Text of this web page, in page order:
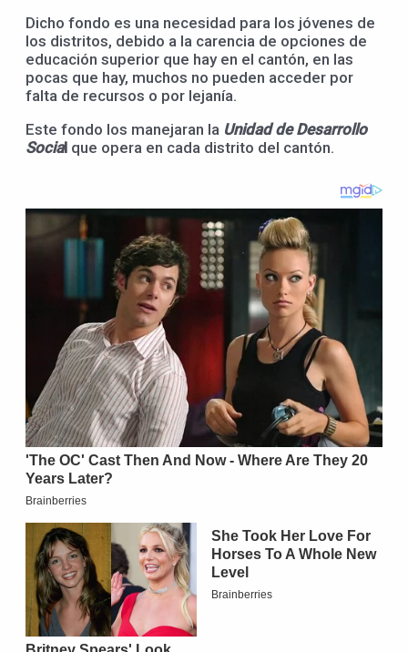
Dicho fondo es una necesidad para los jóvenes de
los distritos, debido a la carencia de opciones de
educación superior que hay en el cantón, en las
pocas que hay, muchos no pueden acceder por
falta de recursos o por lejanía.
Este fondo los manejaran la Unidad de Desarrollo
Social que opera en cada distrito del cantón.